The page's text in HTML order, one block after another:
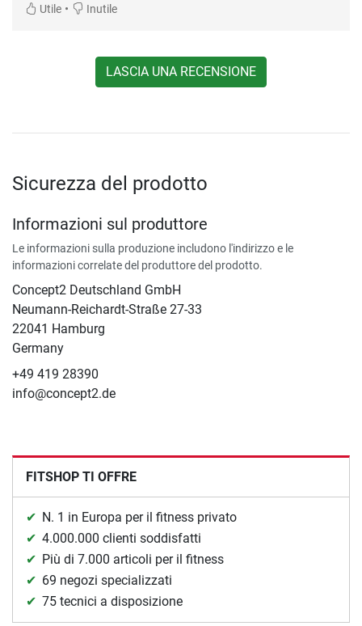
Utile • Inutile
LASCIA UNA RECENSIONE
Sicurezza del prodotto
Informazioni sul produttore
Le informazioni sulla produzione includono l'indirizzo e le
informazioni correlate del produttore del prodotto.
Concept2 Deutschland GmbH
Neumann-Reichardt-Straße 27-33
22041 Hamburg
Germany
+49 419 28390
info@concept2.de
FITSHOP TI OFFRE
N. 1 in Europa per il fitness privato
4.000.000 clienti soddisfatti
Più di 7.000 articoli per il fitness
69 negozi specializzati
75 tecnici a disposizione